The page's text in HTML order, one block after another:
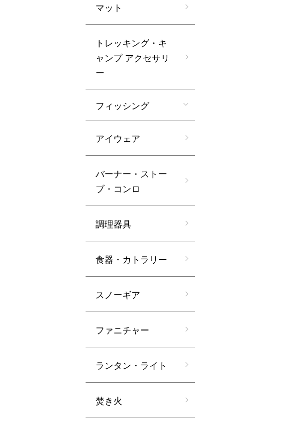
マット
トレッキング・キ
ャンプ アクセサリ
ー
フィッシング
アイウェア
バーナー・ストー
ブ・コンロ
調理器具
食器・カトラリー
スノーギア
ファニチャー
ランタン・ライト
焚き火